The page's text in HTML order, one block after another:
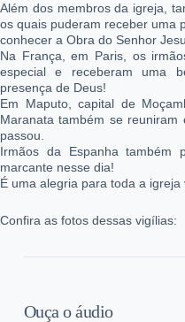
Além dos membros da igreja,
os quais puderam receber uma
conhecer a Obra do Senhor
Na França, em Paris, os
especial e receberam uma
presença de Deus!
Em Maputo, capital de
Maranata também se
passou.
Irmãos da Espanha também
marcante nesse dia!
É uma alegria para toda a
Confira as fotos dessas vigílias:
Ouça o áudio